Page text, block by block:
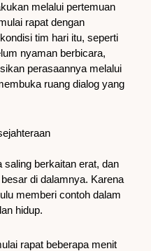
melalui pertemuan
rapat dengan
tim hari itu, seperti
nyaman berbicara,
perasaannya melalui
ruang dialog yang
saling berkaitan erat, dan
di dalamnya. Karena
memberi contoh dalam
hidup.
rapat beberapa menit